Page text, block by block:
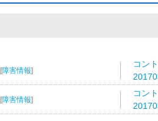
[障害情報]
コン
[障害情報]
コン